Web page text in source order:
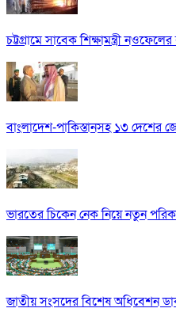
চট্টগ্রামে সাবেক শিক্ষামন্ত্রী
বাংলাদেশ-পাকিস্তানসহ ১৩ দেশের
ভারতের চিকেন নেক নিয়ে নতুন
জাতীয় সংসদের বিশেষ অধিবেশন